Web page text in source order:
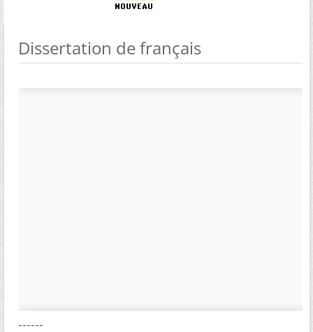
Dissertation de français
------